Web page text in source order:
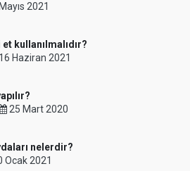
2021
kullanılmalıdır?
16 Haziran 2021
25 Mart 2020
nelerdir?
Ocak 2021